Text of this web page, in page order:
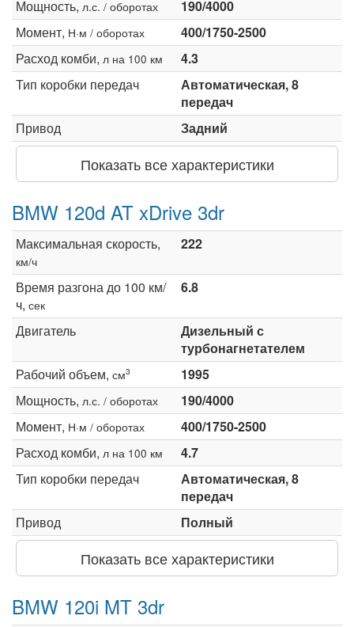
Мощность, л.с. / оборотах
190/4000
Момент, Н·м / оборотах
400/1750-2500
Расход комби, л на 100 км
4.3
Тип коробки передач
Автоматическая, 8
передач
Привод
Задний
Показать все характеристики
BMW 120d AT xDrive 3dr
Максимальная скорость,
км/ч
222
Время разгона до 100 км/
ч, сек
6.8
Двигатель
Дизельный с
турбонагнетателем
Рабочий объем, см3
1995
Мощность, л.с. / оборотах
190/4000
Момент, Н·м / оборотах
400/1750-2500
Расход комби, л на 100 км
4.7
Тип коробки передач
Автоматическая, 8
передач
Привод
Полный
Показать все характеристики
BMW 120i MT 3dr